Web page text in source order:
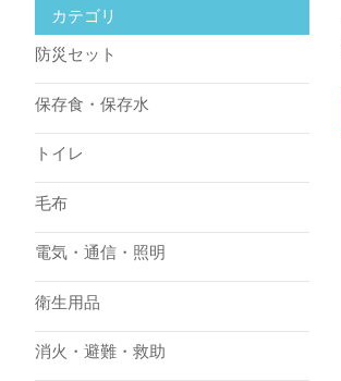
カテゴリ
防災セット
保存食・保存水
トイレ
毛布
電気・通信・照明
衛生用品
消火・避難・救助